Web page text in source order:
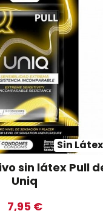
Sin Látex
sin látex Pull
Uniq
7,95 €